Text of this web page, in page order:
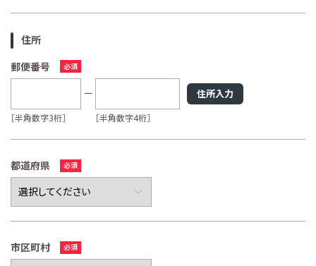
住所
郵便番号
［半角数字3桁］ ［半角数字4桁］
住所入力
都道府県
市区町村